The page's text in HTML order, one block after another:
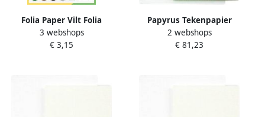
Folia Paper Vilt Folia
hobbycraft 20x30cm assorti
10 kleuren
3 webshops
€ 3,15
Papyrus Tekenpapier
65x100cm 160gr 125 vel
2 webshops
€ 81,23